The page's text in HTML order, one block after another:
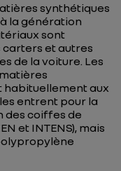
synthétiques
la génération
sont
et autres
de la voiture. Les
habituellement aux
entrent pour la
des coiffes de
et INTENS), mais